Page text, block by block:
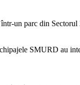
într-un parc din Sectorul
SMURD au